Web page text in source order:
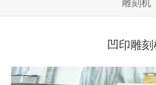
雕刻机
印花机
高速机
凹印雕